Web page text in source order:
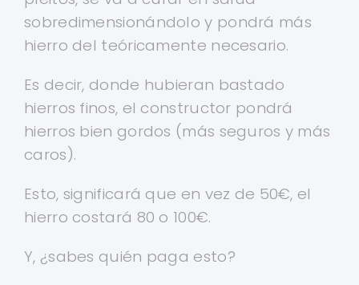
sobredimensionándolo y pondrá más
hierro del teóricamente necesario.
Es decir, donde hubieran bastado
hierros finos, el constructor pondrá
hierros bien gordos (más seguros y más
caros).
Esto, significará que en vez de 50€, el
hierro costará 80 o 100€.
Y, ¿sabes quién paga esto?